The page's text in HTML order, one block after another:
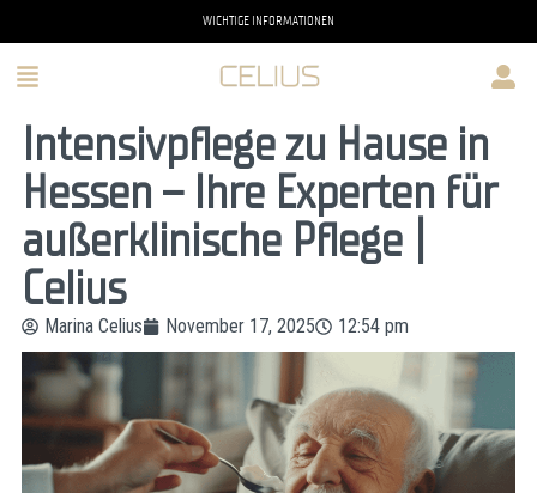
WICHTIGE INFORMATIONEN
Intensivpflege zu Hause in
Hessen – Ihre Experten für
außerklinische Pflege |
Celius
Marina Celius November 17, 2025 12:54 pm